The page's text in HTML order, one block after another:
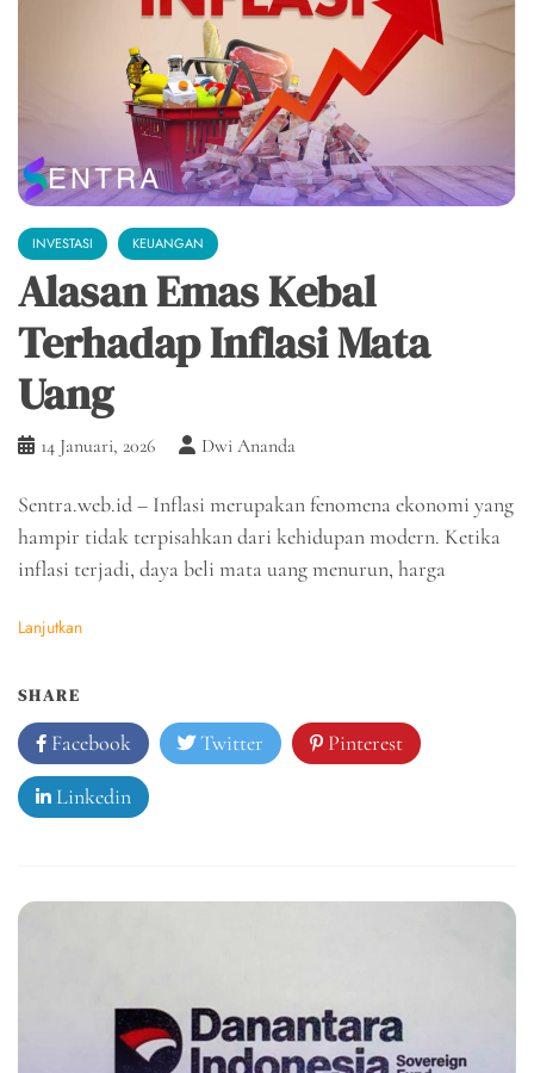
INVESTASI KEUANGAN
Alasan Emas Kebal
Terhadap Inflasi Mata
Uang
14 Januari, 2026 Dwi Ananda
Sentra.web.id – Inflasi merupakan fenomena ekonomi yang
hampir tidak terpisahkan dari kehidupan modern. Ketika
inflasi terjadi, daya beli mata uang menurun, harga
Lanjutkan
SHARE
Facebook Twitter Pinterest
Linkedin